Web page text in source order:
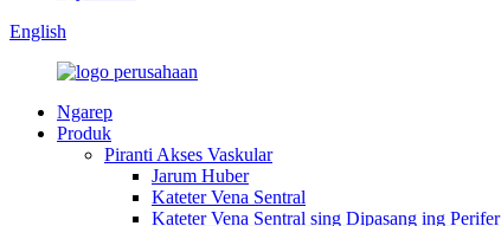
English
Ngarep
Produk
Piranti Akses Vaskular
Jarum Huber
Kateter Vena Sentral
Kateter Vena Sentral sing Dipasang ing Perifer